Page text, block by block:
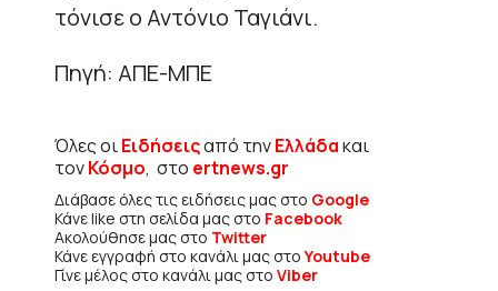
τόνισε ο Αντόνιο Ταγιάνι.
Πηγή: ΑΠΕ-ΜΠΕ
Όλες οιΕιδήσειςαπό τηνΕλλάδακαι
τονΚόσμο, στο ertnews.gr
Διάβασε όλες τις ειδήσεις μας στο Google
Κάνε like στη σελίδα μας στο Facebook
Ακολούθησε μας στο Twitter
Κάνε εγγραφή στο κανάλι μας στοYoutube
Γίνε μέλος στο κανάλι μας στο Viber